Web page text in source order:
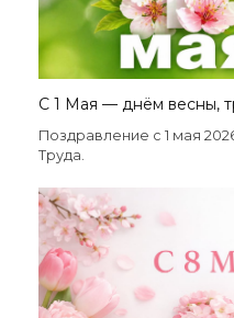
С 1 Мая — днём весны,
Поздравление с 1 мая
Труда.